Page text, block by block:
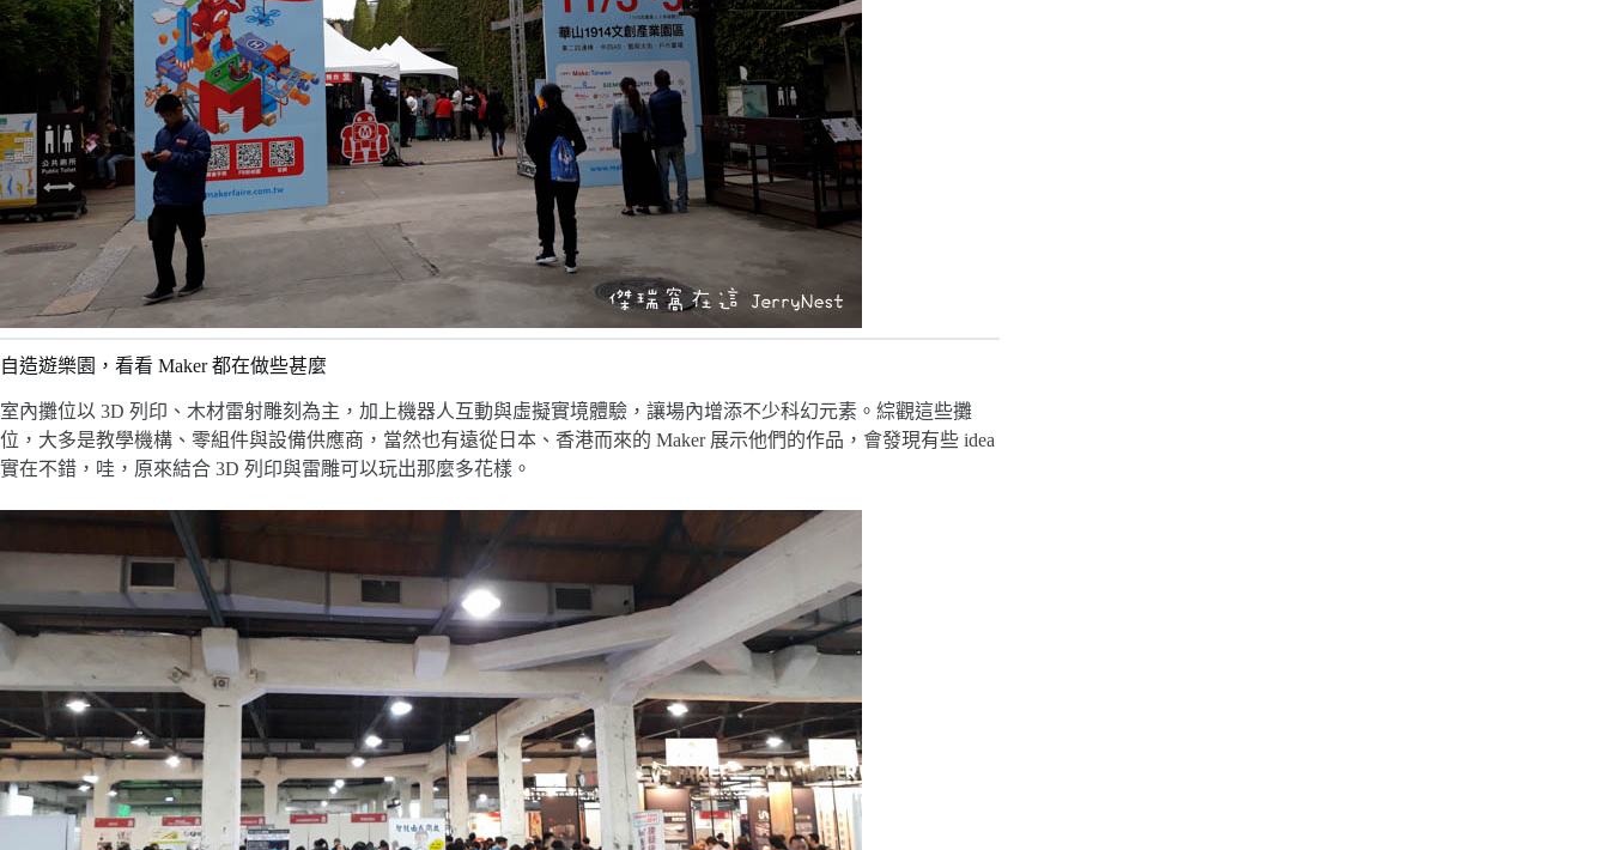
自造遊樂園，看看 Maker 都在做些甚麼
室內攤位以 3D 列印、木材雷射雕刻為主，加上機器人互動與虛擬實境體驗，讓場內增添不少科幻元素。綜觀這些攤
位，大多是教學機構、零組件與設備供應商，當然也有遠從日本、香港而來的 Maker 展示他們的作品，會發現有些 idea
實在不錯，哇，原來結合 3D 列印與雷雕可以玩出那麼多花樣。